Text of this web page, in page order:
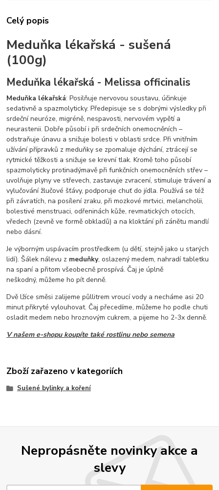
Celý popis
Meduňka lékařská - sušená
(100g)
Meduňka lékařská - Melissa officinalis
Meduňka lékařská: Posilňuje nervovou soustavu, účinkuje
sedativně a spazmolyticky. Předepisuje se s dobrými výsledky při
srdeční neuróze, migréně, nespavosti, nervovém vypětí a
neurastenii. Dobře působí i při srdečních onemocněních –
odstraňuje únavu a snižuje bolesti v oblasti srdce. Při vnitřním
užívání přípravků z meduňky se zpomaluje dýchání, ztrácejí se
rytmické těžkosti a snižuje se krevní tlak. Kromě toho působí
spazmolyticky protinadýmavě při funkčních onemocněních střev –
uvolňuje plyny ve střevech, zastavuje zvracení, stimuluje trávení a
vylučování žlučové šťávy, podporuje chuť do jídla. Používá se též
při závratích, na posílení zraku, při mozkové mrtvici, melancholii,
bolestivé menstruaci, odřeninách kůže, revmatických otocích,
vředech (zevně ve formě obkladů) a na kloktání při zánětu mandlí
nebo dásní.
Je výborným uspávacím prostředkem (u dětí, stejně jako u starých
lidí). Šálek nálevu z meduňky, oslazený medem, nahradí tabletku
na spaní a přitom všeobecně prospívá. Čaj je úplně
neškodný, můžeme ho pít denně.
Dvě lžíce směsi zalijeme půllitrem vroucí vody a necháme asi 20
minut přikryté vylouhovat. Čaj přecedíme, můžeme ho podle chuti
osladit medem nebo hroznovým cukrem, a pijeme ho 2-3x denně.
V našem e-shopu koupíte také rostlinu nebo semena
Zboží zařazeno v kategoriích
Sušené bylinky a koření
Nepropásněte novinky akce a
slevy